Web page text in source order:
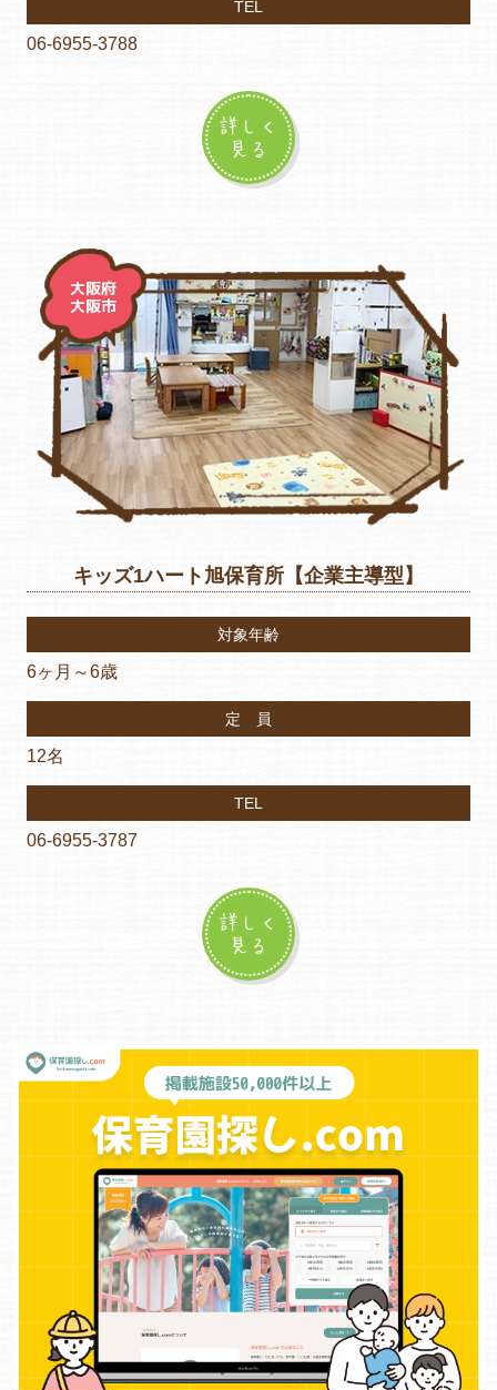
TEL
06-6955-3788
詳しく
見る
大阪府
大阪市
キッズ1ハート旭保育所【企業主導型】
対象年齢
6ヶ月～6歳
定 員
12名
TEL
06-6955-3787
詳しく
見る